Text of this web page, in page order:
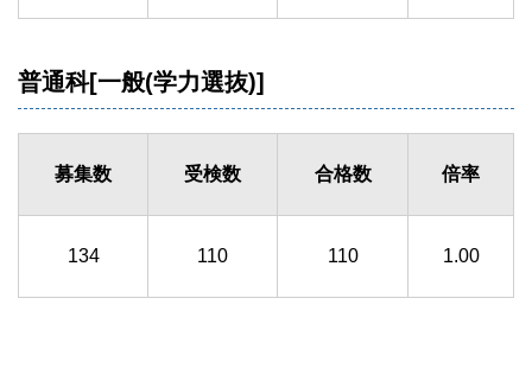
普通科[一般(学力選抜)]
募集数 受検数 合格数 倍率
134 110 110 1.00